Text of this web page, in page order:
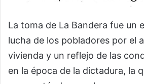
La toma de La Bandera fue un
lucha de los pobladores por el
vivienda y un reflejo de las
en la época de la dictadura, la